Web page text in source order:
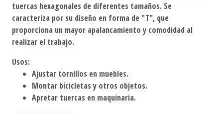
tuercas hexagonales de diferentes tamaños. Se
caracteriza por su diseño en forma de "T", que
proporciona un mayor apalancamiento y comodidad al
realizar el trabajo.
Usos:
Ajustar tornillos en muebles.
Montar bicicletas y otros objetos.
Apretar tuercas en maquinaria.